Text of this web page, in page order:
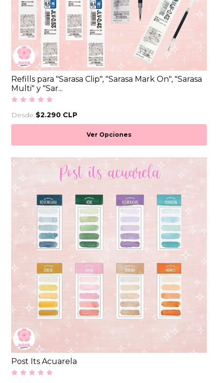
Refills para "Sarasa Clip", "Sarasa Mark On", "Sarasa
Multi" y "Sar...
Desde $2.290 CLP
Ver Opciones
Post Its Acuarela